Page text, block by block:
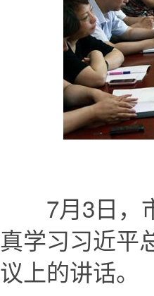
7月3日，市
真学习习近平
议上的讲话。